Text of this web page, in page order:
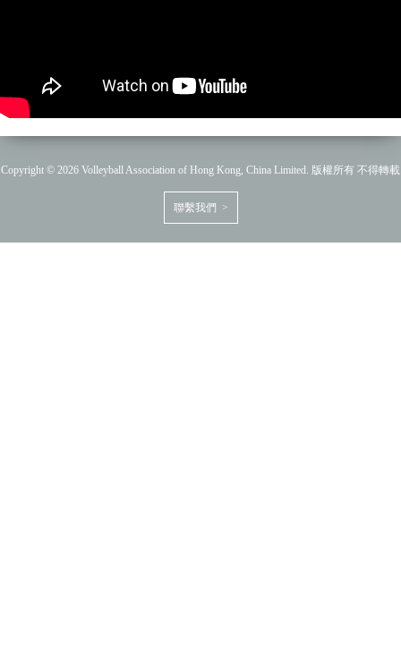
Copyright © 2026 Volleyball Association of Hong Kong, China Limited. 版權所有 不得轉載
聯繫我們 >